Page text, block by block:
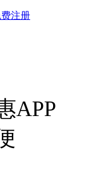
注册
APP